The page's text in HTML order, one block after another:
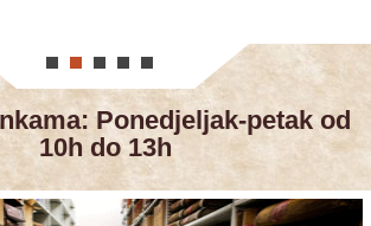
Ponedjeljak-petak od
10h do 13h